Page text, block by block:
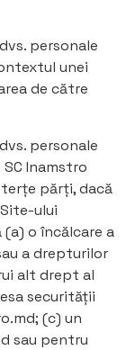
personale
unei
de către
personale
Inamstro
terțe părți, dacă
ului
o încălcare a
a drepturilor
alt drept al
securității
(c) un
sau pentru